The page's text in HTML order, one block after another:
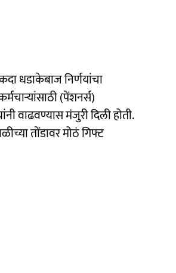
धडाकेबाज निर्णयांचा
(पेंशनर्स)
वाढवण्यास मंजुरी दिली होती.
तोंडावर मोठं गिफ्ट